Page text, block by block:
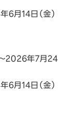
6月14日（金）
2026年7月24
6月14日（金）